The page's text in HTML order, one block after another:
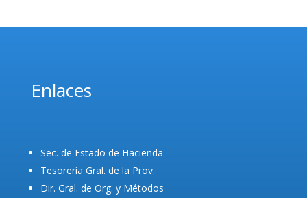
Enlaces
Sec. de Estado de Hacienda
Tesorería Gral. de la Prov.
Dir. Gral. de Org. y Métodos